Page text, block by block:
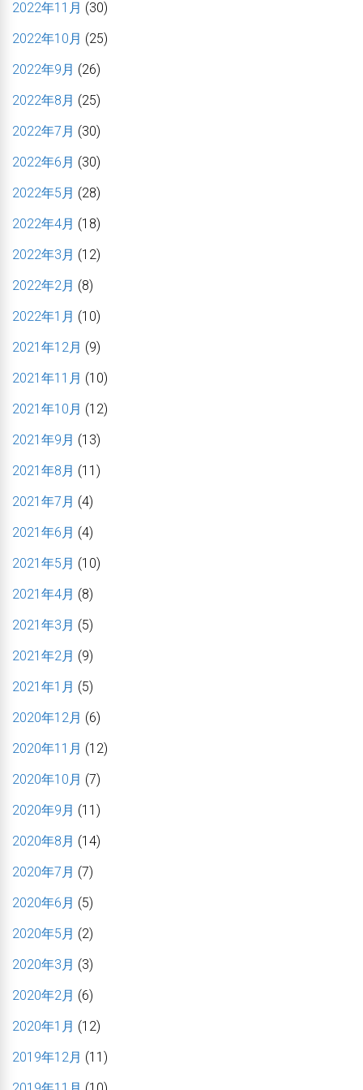
2022年11月 (30)
2022年10月 (25)
2022年9月 (26)
2022年8月 (25)
2022年7月 (30)
2022年6月 (30)
2022年5月 (28)
2022年4月 (18)
2022年3月 (12)
2022年2月 (8)
2022年1月 (10)
2021年12月 (9)
2021年11月 (10)
2021年10月 (12)
2021年9月 (13)
2021年8月 (11)
2021年7月 (4)
2021年6月 (4)
2021年5月 (10)
2021年4月 (8)
2021年3月 (5)
2021年2月 (9)
2021年1月 (5)
2020年12月 (6)
2020年11月 (12)
2020年10月 (7)
2020年9月 (11)
2020年8月 (14)
2020年7月 (7)
2020年6月 (5)
2020年5月 (2)
2020年3月 (3)
2020年2月 (6)
2020年1月 (12)
2019年12月 (11)